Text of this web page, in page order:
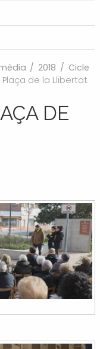
/ 2018 / Cicle
Plaça de la Llibertat
DE